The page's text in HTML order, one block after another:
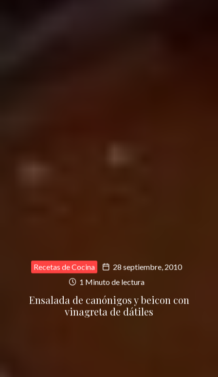
Recetas de Cocina
28 septiembre, 2010
1 Minuto de lectura
Ensalada de canónigos y beicon con
vinagreta de dátiles